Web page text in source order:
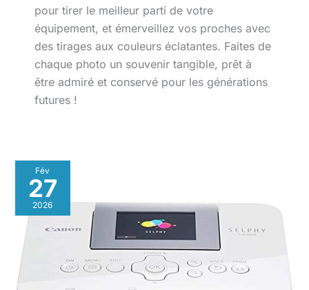
pour tirer le meilleur parti de votre
équipement, et émerveillez vos proches avec
des tirages aux couleurs éclatantes. Faites de
chaque photo un souvenir tangible, prêt à
être admiré et conservé pour les générations
futures !
Fév
27
2026
Test
de
l’imprimante
Canon
SELPHY
CP1000
impression
photo